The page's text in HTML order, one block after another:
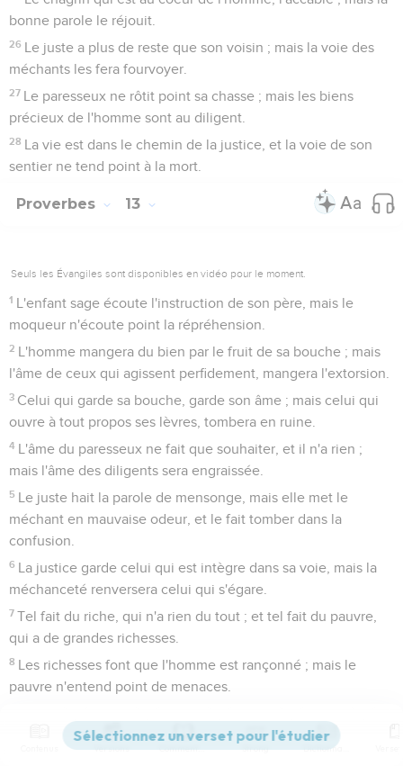
bonne parole le réjouit.
26 Le juste a plus de reste que son voisin ; mais la voie des
méchants les fera fourvoyer.
27 Le paresseux ne rôtit point sa chasse ; mais les biens
précieux de l'homme sont au diligent.
28 La vie est dans le chemin de la justice, et la voie de son
sentier ne tend point à la mort.
Proverbes 13
Seuls les Évangiles sont disponibles en vidéo pour le moment.
1 L'enfant sage écoute l'instruction de son père, mais le
moqueur n'écoute point la répréhension.
2 L'homme mangera du bien par le fruit de sa bouche ; mais
l'âme de ceux qui agissent perfidement, mangera l'extorsion.
3 Celui qui garde sa bouche, garde son âme ; mais celui qui
ouvre à tout propos ses lèvres, tombera en ruine.
4 L'âme du paresseux ne fait que souhaiter, et il n'a rien ;
mais l'âme des diligents sera engraissée.
5 Le juste hait la parole de mensonge, mais elle met le
méchant en mauvaise odeur, et le fait tomber dans la
confusion.
6 La justice garde celui qui est intègre dans sa voie, mais la
méchanceté renversera celui qui s'égare.
7 Tel fait du riche, qui n'a rien du tout ; et tel fait du pauvre,
qui a de grandes richesses.
8 Les richesses font que l'homme est rançonné ; mais le
pauvre n'entend point de menaces.
méchants sera éteinte.
Versions Commentaires Strong